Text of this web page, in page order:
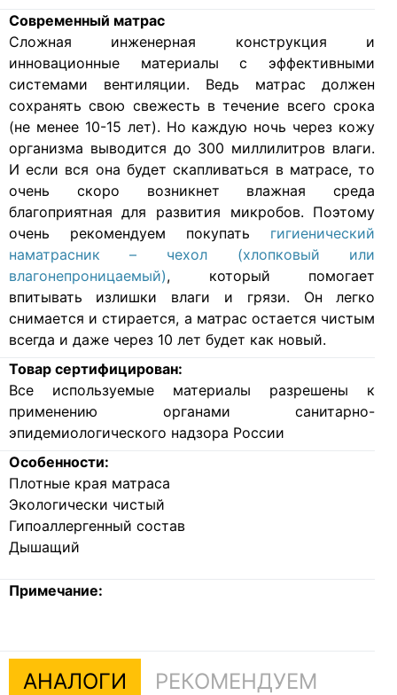
Современный матрас
Cложная инженерная конструкция и
инновационные материалы с эффективными
системами вентиляции. Ведь матрас должен
сохранять свою свежесть в течение всего срока
(не менее 10-15 лет). Но каждую ночь через кожу
организма выводится до 300 миллилитров влаги.
И если вся она будет скапливаться в матрасе, то
очень скоро возникнет влажная среда
благоприятная для развития микробов. Поэтому
очень рекомендуем покупать гигиенический
наматрасник – чехол (хлопковый или
влагонепроницаемый), который помогает
впитывать излишки влаги и грязи. Он легко
снимается и стирается, а матрас остается чистым
всегда и даже через 10 лет будет как новый.
Товар сертифицирован:
Все используемые материалы разрешены к
применению органами санитарно-
эпидемиологического надзора России
Особенности:
Плотные края матраса
Экологически чистый
Гипоаллергенный состав
Дышащий
Примечание:
АНАЛОГИ
РЕКОМЕНДУЕМ